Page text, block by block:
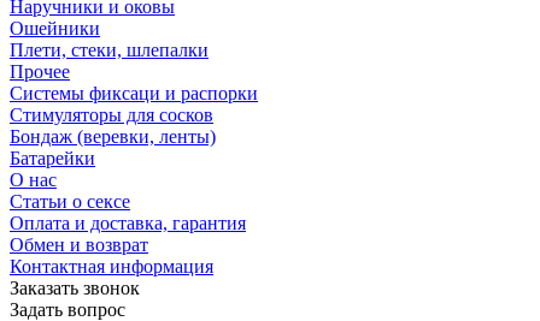
Наручники и оковы
Ошейники
Плети, стеки, шлепалки
Прочее
Системы фиксаци и распорки
Стимуляторы для сосков
Бондаж (веревки, ленты)
Батарейки
О нас
Статьи о сексе
Оплата и доставка, гарантия
Обмен и возврат
Контактная информация
Заказать звонок
Задать вопрос